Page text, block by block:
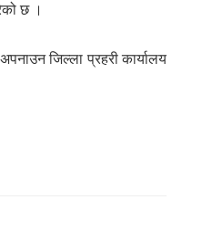
छ ।
जिल्ला प्रहरी कार्यालय